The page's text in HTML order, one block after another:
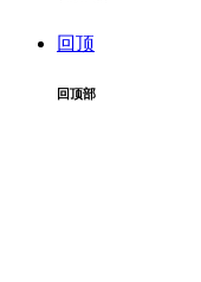
回顶
回顶部